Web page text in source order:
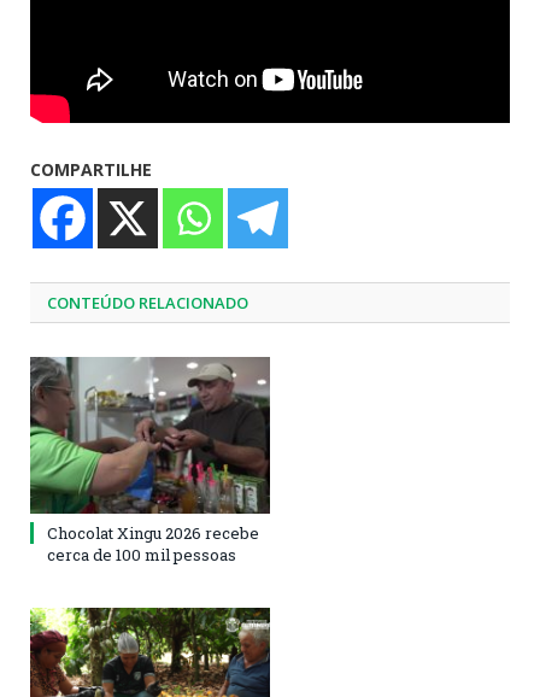
COMPARTILHE
CONTEÚDO RELACIONADO
Chocolat Xingu 2026 recebe
cerca de 100 mil pessoas